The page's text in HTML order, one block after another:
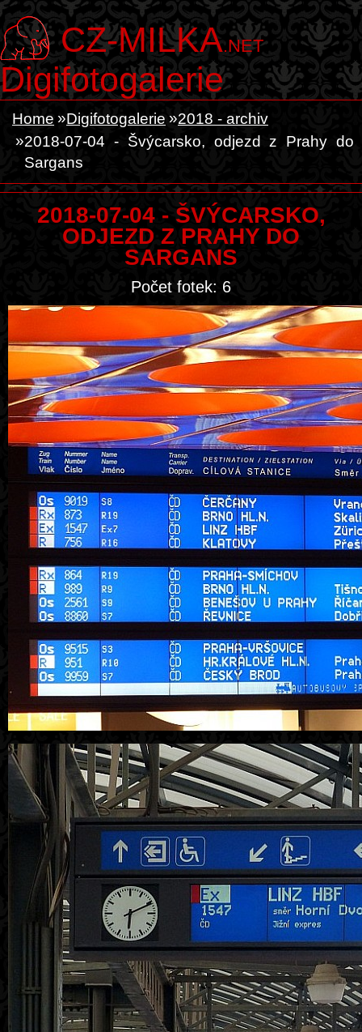
CZ-MILKA.NET
Digifotogalerie
Home Digifotogalerie
2018 - archiv
2018-07-04 - Švýcarsko, odjezd z Prahy do
Sargans
2018-07-04 - ŠVÝCARSKO,
ODJEZD Z PRAHY DO
SARGANS
Počet fotek: 6